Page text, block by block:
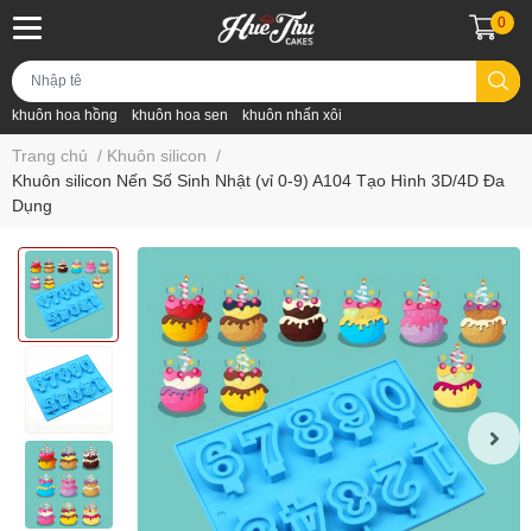
khuôn hoa hồng khuôn hoa sen khuôn nhấn xôi
0
Trang chủ / Khuôn silicon /
Khuôn silicon Nến Số Sinh Nhật (vỉ 0-9) A104 Tạo Hình 3D/4D Đa
Dụng